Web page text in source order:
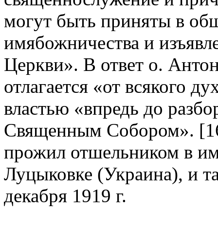
могут быть приняты в
имябожничества и
Церкви». В ответ о.
отлагается «от всякого
властью «впредь до
Священным Собором».
прожил отшельником в
Луцыковке (Украина), и
декабря 1919 г.